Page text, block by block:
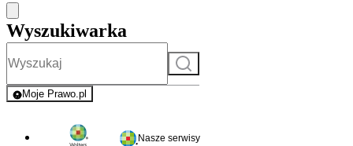
Wyszukiwarka
Szukaj
Moje Prawo.pl
- rejestracja i logowanie do serwisu
Nasze serwisy